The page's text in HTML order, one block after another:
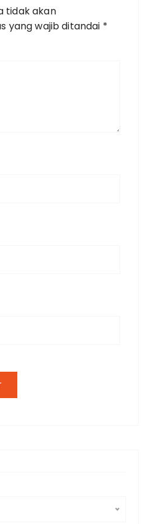
tidak akan
yang wajib ditandai *